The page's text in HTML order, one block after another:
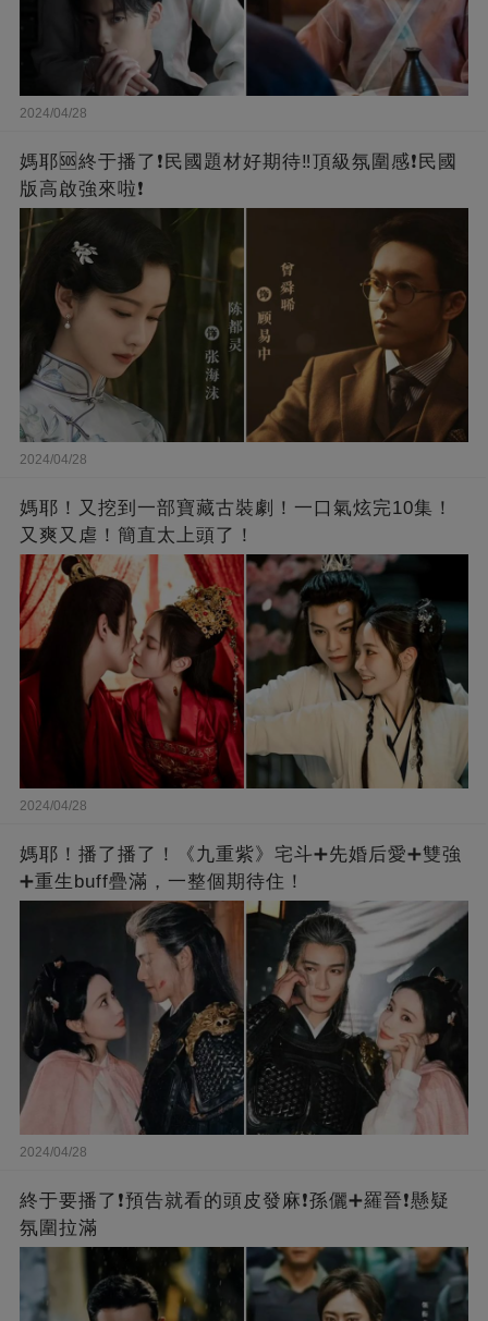
2024/04/28
媽耶🆘終于播了❗️民國題材好期待‼️頂級氛圍感❗️民國
版高啟強來啦❗
2024/04/28
媽耶！又挖到一部寶藏古裝劇！一口氣炫完10集！
又爽又虐！簡直太上頭了！
2024/04/28
媽耶！播了播了！《九重紫》宅斗➕先婚后愛➕雙強
➕重生buff疊滿，一整個期待住！
2024/04/28
終于要播了❗️預告就看的頭皮發麻❗️孫儷➕羅晉❗懸疑
氛圍拉滿